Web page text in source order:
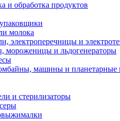
и обработка продуктов
молока
электроперечницы и
мороженицы и льдогенераторы
машины и планетарные
и стерилизаторы